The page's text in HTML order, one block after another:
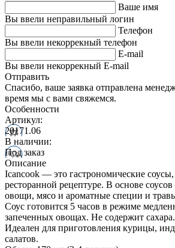
Ваше имя
Вы ввели неправильный логин
Телефон
Вы ввели некоррекный телефон
E-mail
Вы ввели некоррекный E-mail
Отправить
Спасибо, ваше заявка отправлена
время мы с вами свяжемся.
Особенности
Артикул:
20171.06
В наличии:
Под заказ
Описание
Icancook — это гастрономические
ресторанной рецептуре. В основе
овощи, мясо и ароматные специи и
Соус готовится 5 часов в режиме
запеченных овощах. Не содержит сахара.
Идеален для приготовления курицы,
салатов.